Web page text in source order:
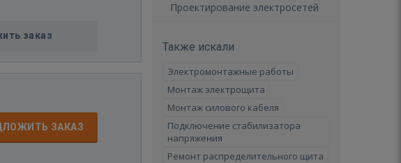
заказ
ЗАКАЗ
Проектирование электросетей
Также искали
Электромонтажные работы
Монтаж электрощита
Монтаж силового кабеля
Подключение стабилизатора
напряжения
Ремонт распределительного щита